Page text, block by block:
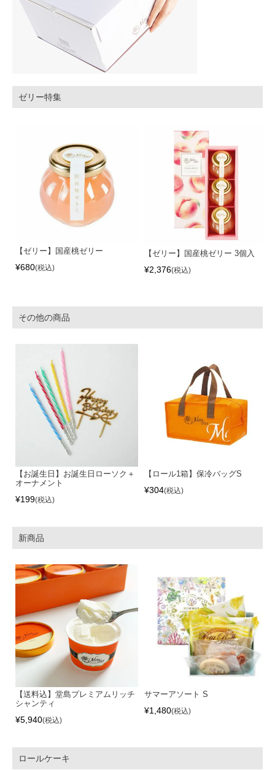
ゼリー特集
【ゼリー】国産桃ゼリー
¥680 税込
【ゼリー】国産桃ゼリー 3個入
¥2,376 税込
その他の商品
【お誕生日】お誕生日ローソク＋
オーナメント
¥199 税込
【ロール1箱】保冷バッグS
¥304 税込
新商品
【送料込】堂島プレミアムリッチ
シャンティ
¥5,940 税込
サマーアソート S
¥1,480 税込
ロールケーキ